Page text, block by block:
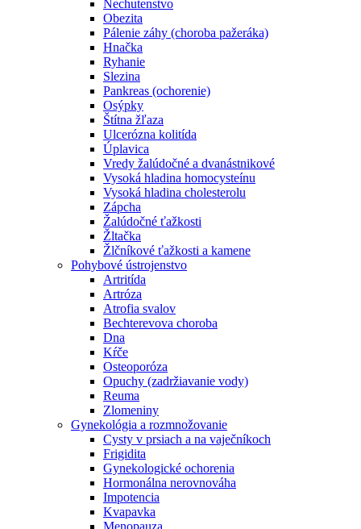
Nechutenstvo
Obezita
Pálenie záhy (choroba pažeráka)
Hnačka
Ryhanie
Slezina
Pankreas (ochorenie)
Osýpky
Štítna žľaza
Ulcerózna kolitída
Úplavica
Vredy žalúdočné a dvanástnikové
Vysoká hladina homocysteínu
Vysoká hladina cholesterolu
Zápcha
Žalúdočné ťažkosti
Žltačka
Žlčníkové ťažkosti a kamene
Pohybové ústrojenstvo
Artritída
Artróza
Atrofia svalov
Bechterevova choroba
Dna
Kŕče
Osteoporóza
Opuchy (zadržiavanie vody)
Reuma
Zlomeniny
Gynekológia a rozmnožovanie
Cysty v prsiach a na vaječníkoch
Frigidita
Gynekologické ochorenia
Hormonálna nerovnováha
Impotencia
Kvapavka
Menopauza